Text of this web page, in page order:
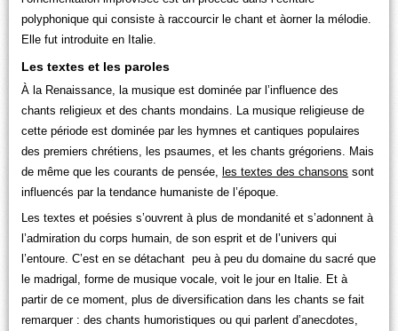
polyphonique qui consiste à raccourcir le chant et àorner la mélodie.
Elle fut introduite en Italie.
Les textes et les paroles
À la Renaissance, la musique est dominée par l’influence des
chants religieux et des chants mondains. La musique religieuse de
cette période est dominée par les hymnes et cantiques populaires
des premiers chrétiens, les psaumes, et les chants grégoriens. Mais
de même que les courants de pensée, les textes des chansons sont
influencés par la tendance humaniste de l’époque.
Les textes et poésies s’ouvrent à plus de mondanité et s’adonnent à
l’admiration du corps humain, de son esprit et de l’univers qui
l’entoure. C’est en se détachant peu à peu du domaine du sacré que
le madrigal, forme de musique vocale, voit le jour en Italie. Et à
partir de ce moment, plus de diversification dans les chants se fait
remarquer : des chants humoristiques ou qui parlent d’anecdotes,